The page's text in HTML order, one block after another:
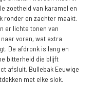
zoetheid van karamel en
ronder en zachter maakt.
er lichte tonen van
voren, wat extra
De afdronk is lang en
bitterheid die blijft
afsluit. Bullebak Eeuwige
met elke slok.